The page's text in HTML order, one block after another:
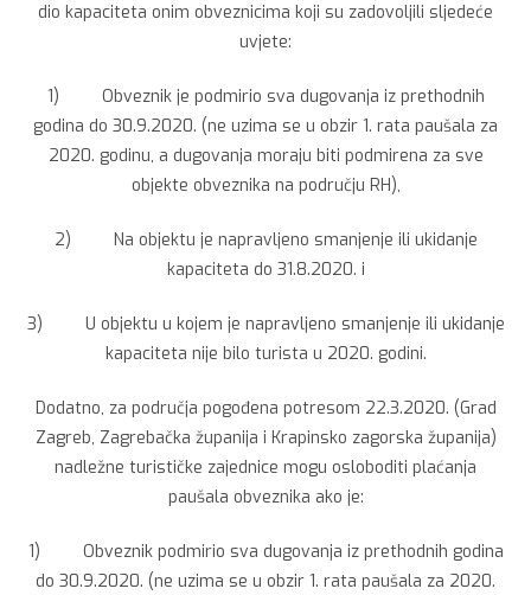
dio kapaciteta onim obveznicima koji su zadovoljili sljedeće
uvjete:
1) Obveznik je podmirio sva dugovanja iz prethodnih
godina do 30.9.2020. (ne uzima se u obzir 1. rata paušala za
2020. godinu, a dugovanja moraju biti podmirena za sve
objekte obveznika na području RH),
2) Na objektu je napravljeno smanjenje ili ukidanje
kapaciteta do 31.8.2020. i
3) U objektu u kojem je napravljeno smanjenje ili ukidanje
kapaciteta nije bilo turista u 2020. godini.
Dodatno, za područja pogođena potresom 22.3.2020. (Grad
Zagreb, Zagrebačka županija i Krapinsko zagorska županija)
nadležne turističke zajednice mogu osloboditi plaćanja
paušala obveznika ako je:
1) Obveznik podmirio sva dugovanja iz prethodnih godina
do 30.9.2020. (ne uzima se u obzir 1. rata paušala za 2020.